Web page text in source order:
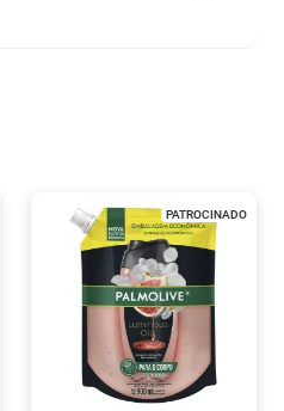
PATROCINADO